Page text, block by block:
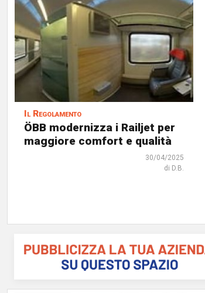
Il Regolamento
ÖBB modernizza i Railjet per
maggiore comfort e qualità
30/04/2025
di D.B.